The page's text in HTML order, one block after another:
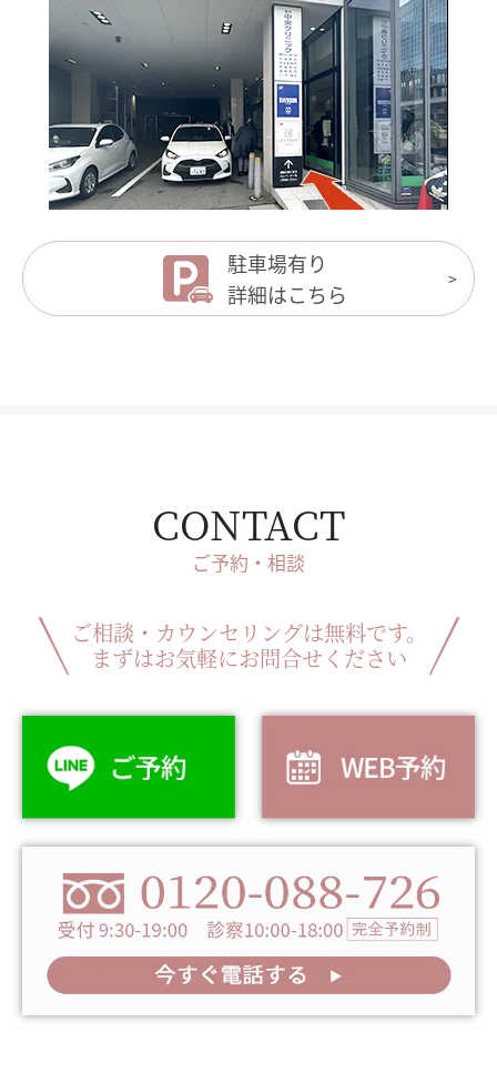
駐車場有り
詳細はこちら
CONTACT
ご予約・相談
ご相談・カウンセリングは無料です。
まずはお気軽にお問合せください